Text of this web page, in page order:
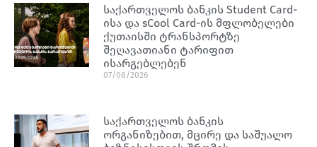
საქართველოს ბანკის Student Card-
ისა და sCool Card-ის მფლობელები
ქუთაისში ტრანსპორტზე
შეღავათიანი ტარიფით
ისარგებლებენ
07/08/2026
საქართველოს ბანკის
ორგანიზებით, მცირე და საშუალო